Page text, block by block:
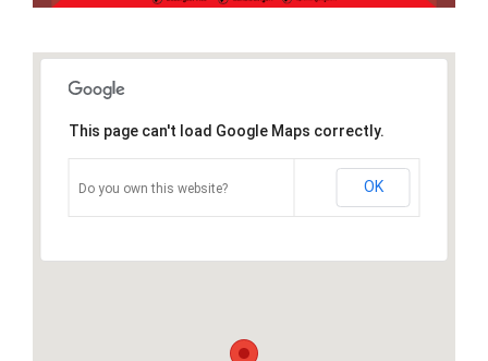
This page can't load Google Maps correctly.
Do you own this website? OK